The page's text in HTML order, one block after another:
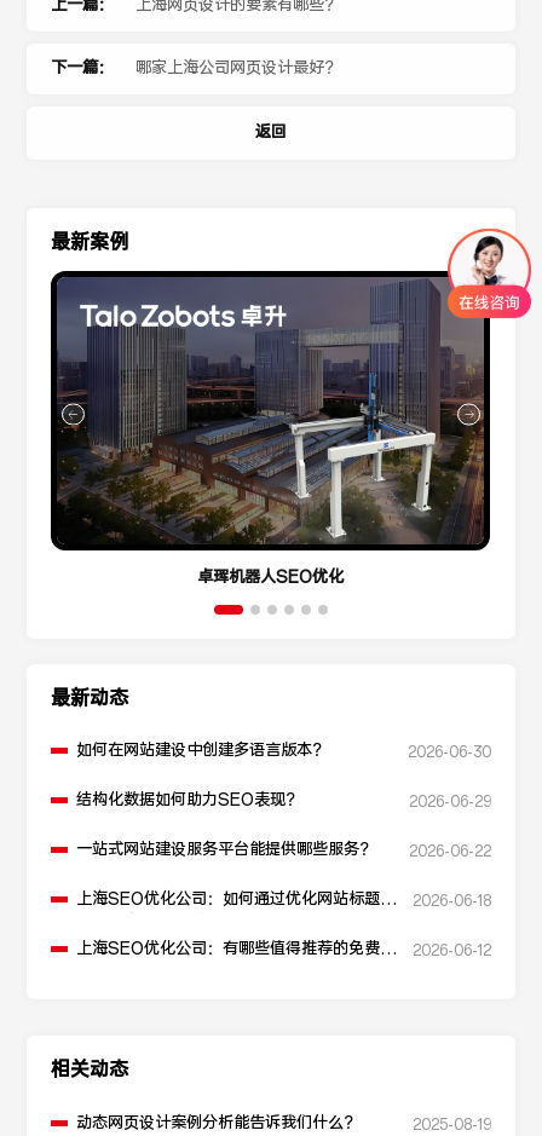
上一篇： 上海网页设计的要素有哪些？
下一篇： 哪家上海公司网页设计最好？
返回
最新案例
卓珲机器人SEO优化
最新动态
如何在网站建设中创建多语言版本？ 2026-06-30
结构化数据如何助力SEO表现？ 2026-06-29
一站式网站建设服务平台能提供哪些服务？ 2026-06-22
上海SEO优化公司：如何通过优化网站标题提
2026-06-18
上海SEO优化公司：有哪些值得推荐的免费
2026-06-12
相关动态
动态网页设计案例分析能告诉我们什么？ 2025-08-19